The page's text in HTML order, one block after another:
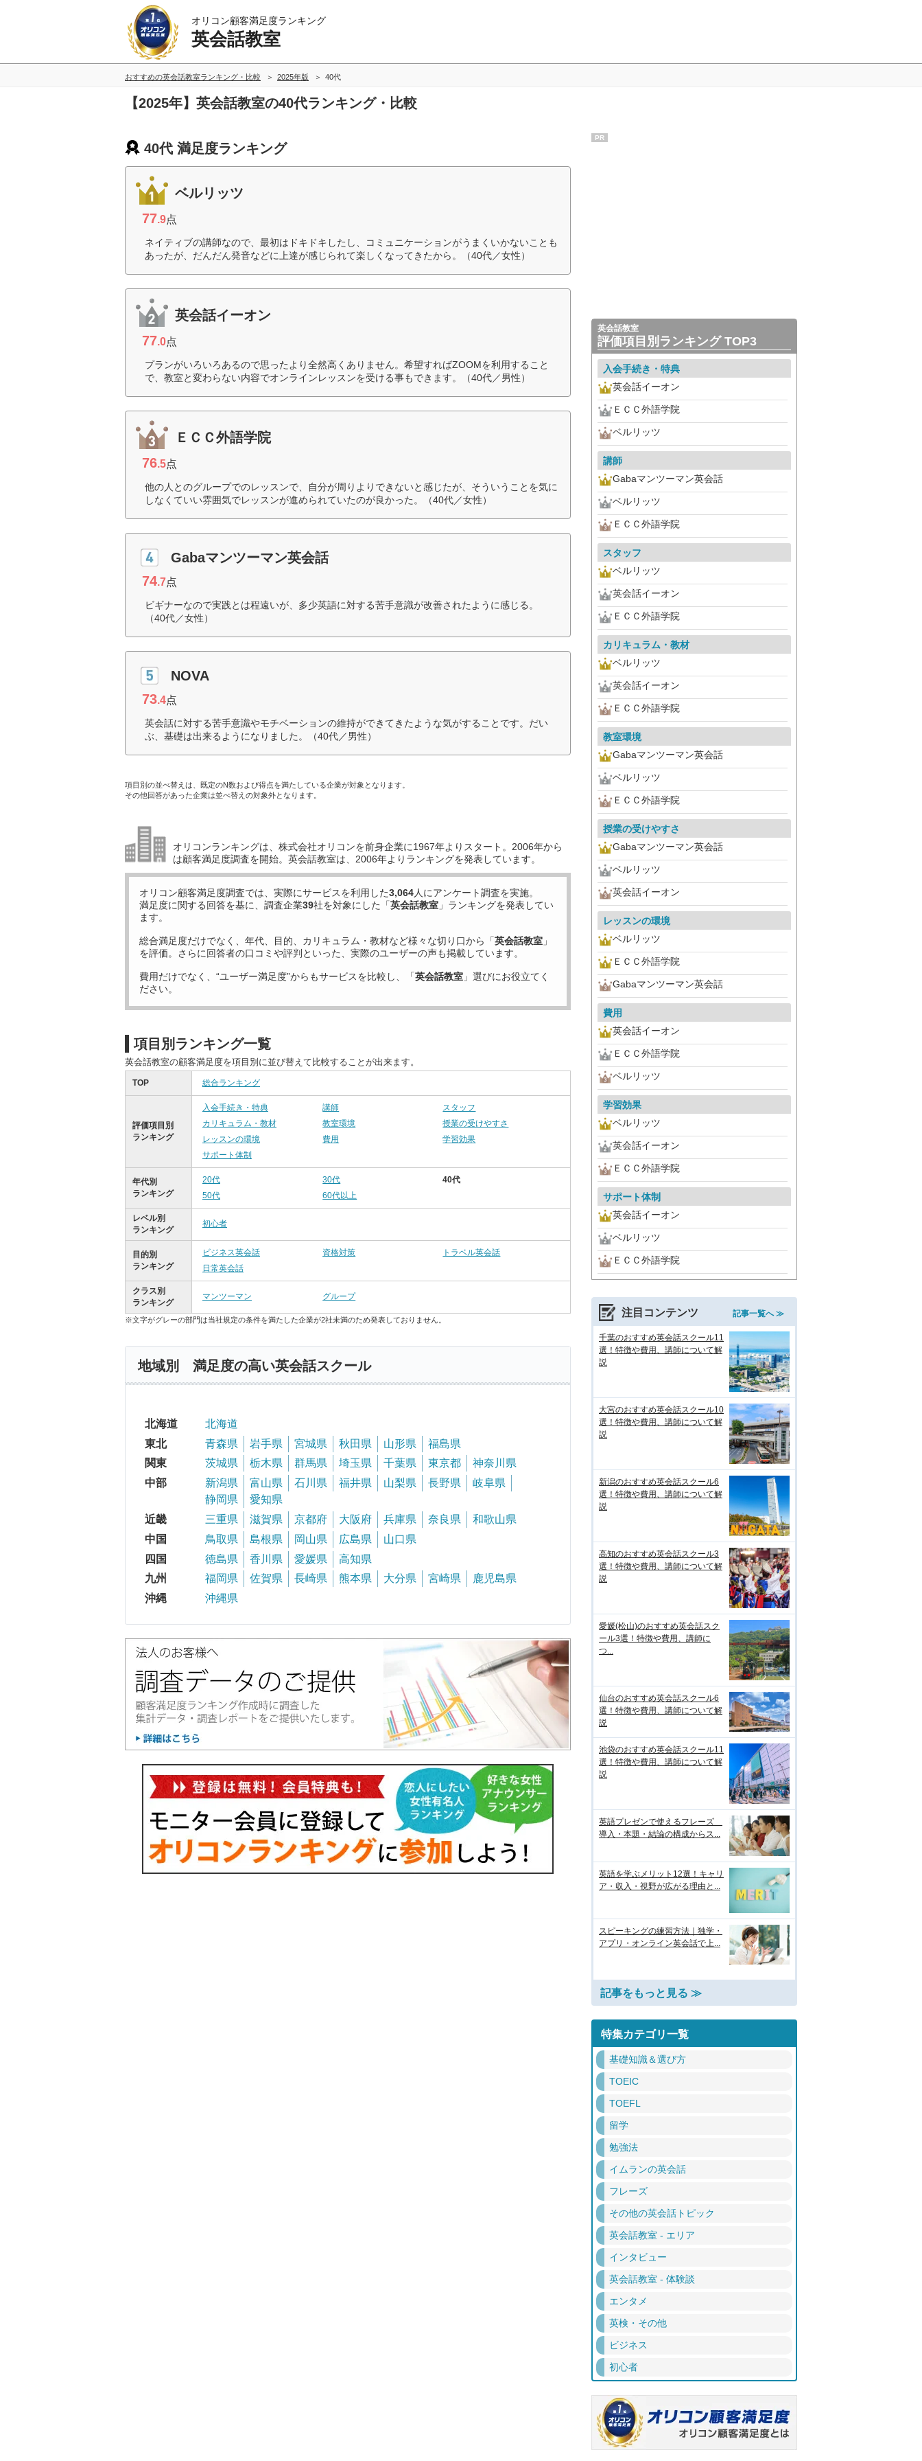
オリコン顧客満足度ランキング
英会話教室
おすすめの英会話教室ランキング・比較 2025年版 40代
【2025年】英会話教室の40代ランキング・比較
40代 満足度ランキング
ベルリッツ
77.9点
ネイティブの講師なので、最初はドキドキしたし、コミュニケーションがうまくいかないことも
あったが、だんだん発音などに上達が感じられて楽しくなってきたから。（40代／女性）
英会話イーオン
77.0点
プランがいろいろあるので思ったより全然高くありません。希望すればZOOMを利用すること
で、教室と変わらない内容でオンラインレッスンを受ける事もできます。（40代／男性）
ＥＣＣ外語学院
76.5点
他の人とのグループでのレッスンで、自分が周りよりできないと感じたが、そういうことを気に
しなくていい雰囲気でレッスンが進められていたのが良かった。（40代／女性）
Gabaマンツーマン英会話
74.7点
ビギナーなので実践とは程遠いが、多少英語に対する苦手意識が改善されたように感じる。
（40代／女性）
NOVA
73.4点
英会話に対する苦手意識やモチベーションの維持ができてきたような気がすることです。だい
ぶ、基礎は出来るようになりました。（40代／男性）
項目別の並べ替えは、既定のN数および得点を満たしている企業が対象となります。
その他回答があった企業は並べ替えの対象外となります。
オリコンランキングは、株式会社オリコンを前身企業に1967年よりスタート。2006年から
は顧客満足度調査を開始。英会話教室は、2006年よりランキングを発表しています。
オリコン顧客満足度調査では、実際にサービスを利用した3,064人にアンケート調査を実施。
満足度に関する回答を基に、調査企業39社を対象にした「英会話教室 」ランキングを発表してい
ます。
総合満足度だけでなく、年代、目的、カリキュラム・教材など様々な切り口から「英会話教室 」
を評価。さらに回答者の口コミや評判といった、実際のユーザーの声も掲載しています。
費用だけでなく、“ユーザー満足度”からもサービスを比較し、「英会話教室 」選びにお役立てく
ださい。
項目別ランキング一覧
英会話教室の顧客満足度を項目別に並び替えて比較することが出来ます。
TOP 総合ランキング
評価項目別
ランキング
入会手続き・特典 講師
スタッフ
カリキュラム・教材
教室環境
授業の受けやすさ
レッスンの環境
費用
学習効果
サポート体制
年代別
ランキング
20代 30代
40代
50代
60代以上
レベル別
ランキング
初心者
目的別
ランキング
ビジネス英会話 資格対策
トラベル英会話
日常英会話
クラス別
ランキング
マンツーマン グループ
※文字がグレーの部門は当社規定の条件を満たした企業が2社未満のため発表しておりません。
地域別 満足度の高い英会話スクール
北海道
北海道
東北
青森県 岩手県 宮城県 秋田県 山形県
福島県
関東
茨城県 栃木県 群馬県 埼玉県 千葉県 東京都
神奈川県
中部
新潟県 富山県 石川県 福井県 山梨県 長野県
岐阜県
静岡県
愛知県
近畿
三重県 滋賀県 京都府 大阪府 兵庫県 奈良県
和歌山県
中国
鳥取県 島根県 岡山県 広島県
山口県
四国
徳島県 香川県 愛媛県
高知県
九州
福岡県 佐賀県 長崎県 熊本県 大分県 宮崎県
鹿児島県
沖縄
沖縄県
PR
英会話教室
評価項目別ランキング TOP3
入会手続き・特典
英会話イーオン
ＥＣＣ外語学院
ベルリッツ
講師
Gabaマンツーマン英会話
ベルリッツ
ＥＣＣ外語学院
スタッフ
ベルリッツ
英会話イーオン
ＥＣＣ外語学院
カリキュラム・教材
ベルリッツ
英会話イーオン
ＥＣＣ外語学院
教室環境
Gabaマンツーマン英会話
ベルリッツ
ＥＣＣ外語学院
授業の受けやすさ
Gabaマンツーマン英会話
ベルリッツ
英会話イーオン
レッスンの環境
ベルリッツ
ＥＣＣ外語学院
Gabaマンツーマン英会話
費用
英会話イーオン
ＥＣＣ外語学院
ベルリッツ
学習効果
ベルリッツ
英会話イーオン
ＥＣＣ外語学院
サポート体制
英会話イーオン
ベルリッツ
ＥＣＣ外語学院
注目コンテンツ 記事一覧へ ≫
千葉のおすすめ英会話スクール11
選！特徴や費用、講師について解
説
大宮のおすすめ英会話スクール10
選！特徴や費用、講師について解
説
新潟のおすすめ英会話スクール6
選！特徴や費用、講師について解
説
高知のおすすめ英会話スクール3
選！特徴や費用、講師について解
説
愛媛(松山)のおすすめ英会話スク
ール3選！特徴や費用、講師に
つ...
仙台のおすすめ英会話スクール6
選！特徴や費用、講師について解
説
池袋のおすすめ英会話スクール11
選！特徴や費用、講師について解
説
英語プレゼンで使えるフレーズ
導入・本題・結論の構成からス...
英語を学ぶメリット12選！キャリ
ア・収入・視野が広がる理由と...
スピーキングの練習方法｜独学・
アプリ・オンライン英会話で上...
記事をもっと見る ≫
特集カテゴリ一覧
基礎知識＆選び方
TOEIC
TOEFL
留学
勉強法
イムランの英会話
フレーズ
その他の英会話トピック
英会話教室 - エリア
インタビュー
英会話教室 - 体験談
エンタメ
英検・その他
ビジネス
初心者